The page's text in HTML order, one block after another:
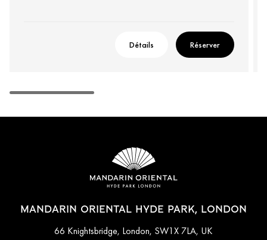
Détails Réserver
MANDARIN ORIENTAL HYDE PARK, LONDON
66 Knightsbridge, London, SW1X 7LA, UK